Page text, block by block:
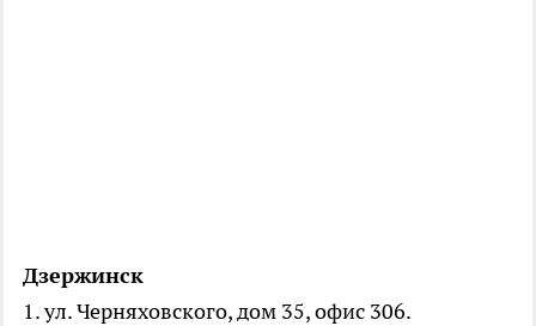
Дзержинск
1. ул. Черняховского, дом 35, офис 306.